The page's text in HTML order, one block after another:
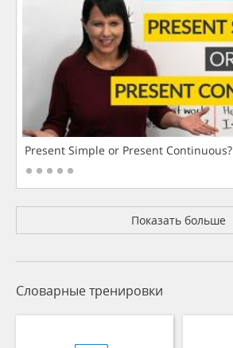
Present Simple or Present Continuous?
Показать больше
Словарные тренировки